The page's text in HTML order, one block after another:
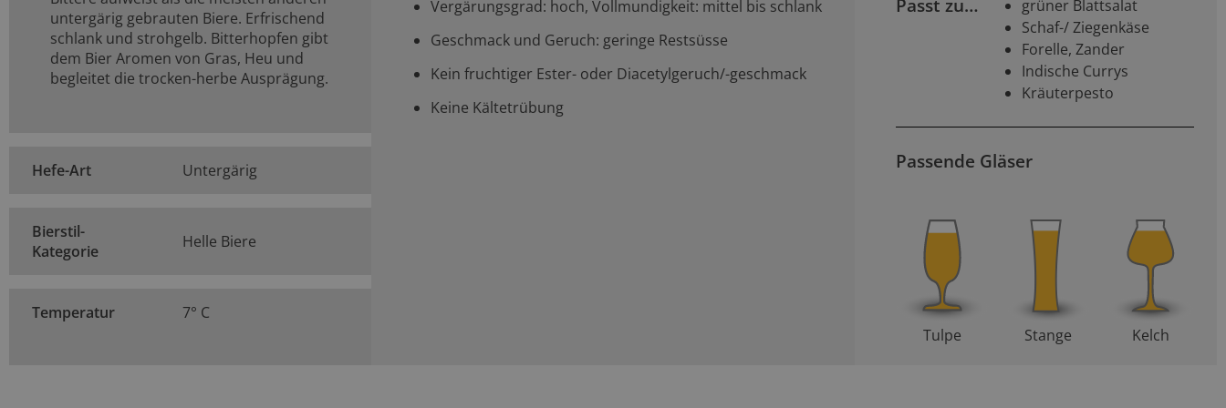
untergärig gebrauten Biere. Erfrischend
schlank und strohgelb. Bitterhopfen gibt
dem Bier Aromen von Gras, Heu und
begleitet die trocken-herbe Ausprägung.
Hefe-Art Untergärig
Bierstil-
Kategorie
Helle Biere
Temperatur 7° C
Vergärungsgrad: hoch, Vollmundigkeit: mittel bis schlank
Geschmack und Geruch: geringe Restsüsse
Kein fruchtiger Ester- oder Diacetylgeruch/-geschmack
Keine Kältetrübung
Passt zu…
grüner Blattsalat
Schaf-/ Ziegenkäse
Forelle, Zander
Indische Currys
Kräuterpesto
Passende Gläser
Tulpe Stange Kelch